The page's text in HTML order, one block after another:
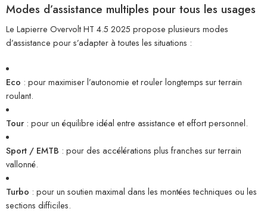
Modes d’assistance multiples pour tous les usages
Le Lapierre Overvolt HT 4.5 2025 propose plusieurs modes
d’assistance pour s’adapter à toutes les situations :
Eco : pour maximiser l’autonomie et rouler longtemps sur terrain
roulant.
Tour: pour un équilibre idéal entre assistance et effort personnel.
Sport / EMTB : pour des accélérations plus franches sur terrain
vallonné.
Turbo : pour un soutien maximal dans les montées techniques ou les
sections difficiles.